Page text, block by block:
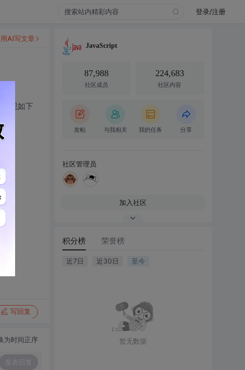
登录/注册
现如下
写回复
用AI写文章
为时间正序
发表回复
JavaScript
87,988
社区成员
224,683
社区内容
发帖 与我相关 我的任务 分享
社区管理员
加入社区
积分榜 荣誉榜
近7日 近30日 至今
暂无数据